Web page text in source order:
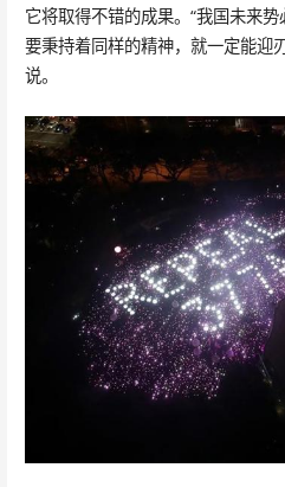
它将取得不错的成果。“我国未来
要秉持着同样的精神，就一定能迎
说。